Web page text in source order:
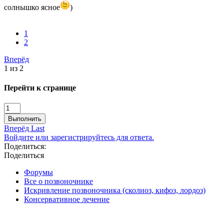
солнышко ясное
)
1
2
Вперёд
1 из 2
Перейти к странице
Выполнить
Вперёд Last
Войдите или зарегистрируйтесь для ответа.
Поделиться:
Поделиться
Форумы
Все о позвоночнике
Искривление позвоночника (сколиоз, кифоз, лордоз)
Консервативное лечение